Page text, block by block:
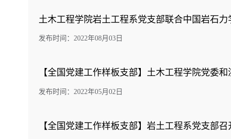
土木工程学院岩土工程系党支部联合中国岩石
发布时间：2022年08月03日
【全国党建工作样板支部】土木工程学院党委
发布时间：2022年05月02日
【全国党建工作样板支部】岩土工程系党支部